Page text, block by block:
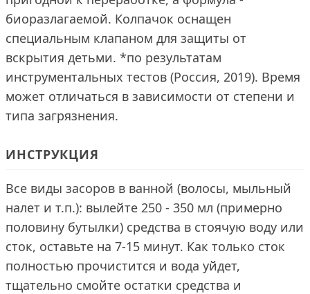
биоразлагаемой. Колпачок оснащен
специальным клапаном для защиты от
вскрытия детьми. *по результатам
инструментальных тестов (Россия, 2019). Время
может отличаться в зависимости от степени и
типа загрязнения.
ИНСТРУКЦИЯ
Все виды засоров в ванной (волосы, мыльный
налет и т.п.): вылейте 250 - 350 мл (примерно
половину бутылки) средства в стоячую воду или
сток, оставьте на 7-15 минут. Как только сток
полностью прочистится и вода уйдет,
тщательно смойте остатки средства и